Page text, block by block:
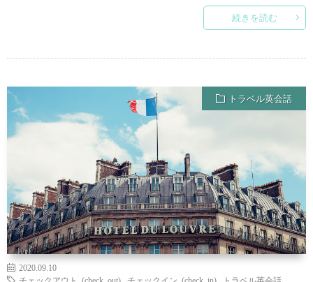
続きを読む
トラベル英会話
2020.09.10
チェックアウト (check out)
チェックイン (check in)
トラベル英会話